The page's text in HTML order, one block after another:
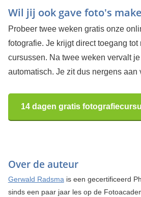
Wil jij ook gave foto's
Probeer twee weken gratis onze
fotografie. Je krijgt direct toegang tot
cursussen. Na twee weken vervalt
automatisch. Je zit dus nergens aan
14 dagen gratis
Over de auteur
Gerwald Radsmais een gecertificeerd
sinds een paar jaar les op de